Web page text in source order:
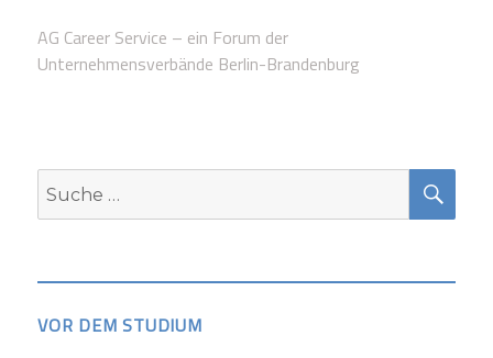
AG Career Service – ein Forum der
Unternehmensverbände Berlin-Brandenburg
Suche
nach:
VOR DEM STUDIUM